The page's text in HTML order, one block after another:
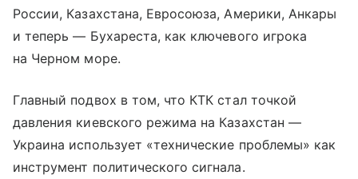
России, Казахстана, Евросоюза, Америки, Анкары
и теперь — Бухареста, как ключевого игрока
на Черном море.
Главный подвох в том, что КТК стал точкой
давления киевского режима на Казахстан —
Украина использует «технические проблемы» как
инструмент политического сигнала.